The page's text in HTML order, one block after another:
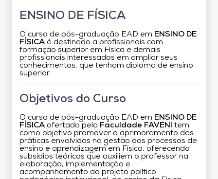
ENSINO DE FÍSICA
O curso de pós-graduação EAD em ENSINO DE
FÍSICA é destinado a profissionais com
formação superior em Física e demais
profissionais interessados em ampliar seus
conhecimentos, que tenham diploma de ensino
superior.
Objetivos do Curso
O curso de pós-graduação EAD em ENSINO DE
FÍSICA ofertado pela Faculdade FAVENI
tem
como objetivo promover o aprimoramento das
práticas envolvidas na gestão dos processos de
ensino e aprendizagem em Física, oferecendo
subsídios teóricos que auxiliem o professor na
elaboração, implementação e
acompanhamento do projeto político